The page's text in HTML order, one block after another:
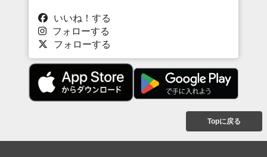
いいね！する
フォローする
フォローする
Topに戻る